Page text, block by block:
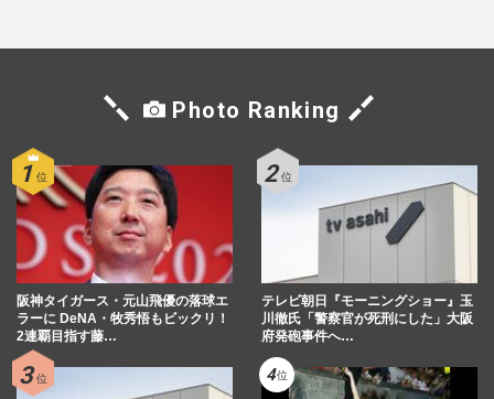
Photo Ranking
阪神タイガース・元山飛優の落球エ
ラーに DeNA・牧秀悟もビックリ！
2連覇目指す藤…
テレビ朝日『モーニングショー』玉
川徹氏「警察官が死刑にした」大阪
府発砲事件へ…